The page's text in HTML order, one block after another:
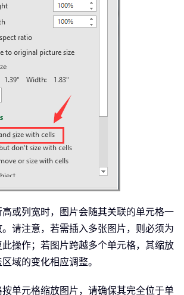
或列宽时，图片会随其关联的单元格一
请注意，若需插入多张图片，则必须为
操作；若图片跨越多个单元格，其缩放
域的变化相应调整。
单元格缩放图片，请确保其完全位于单